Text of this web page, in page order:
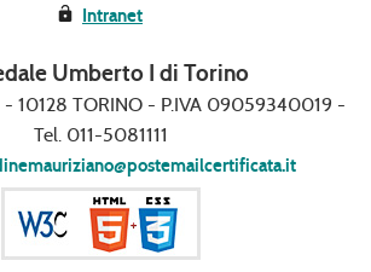
Intranet
Umberto I di Torino
- 10128 TORINO - P.IVA 09059340019 -
Tel. 011-5081111